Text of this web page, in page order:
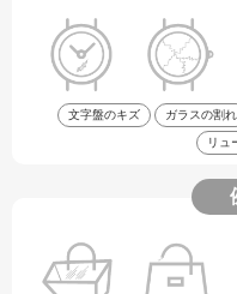
文字盤のキズ ガラスの割れ
リュ